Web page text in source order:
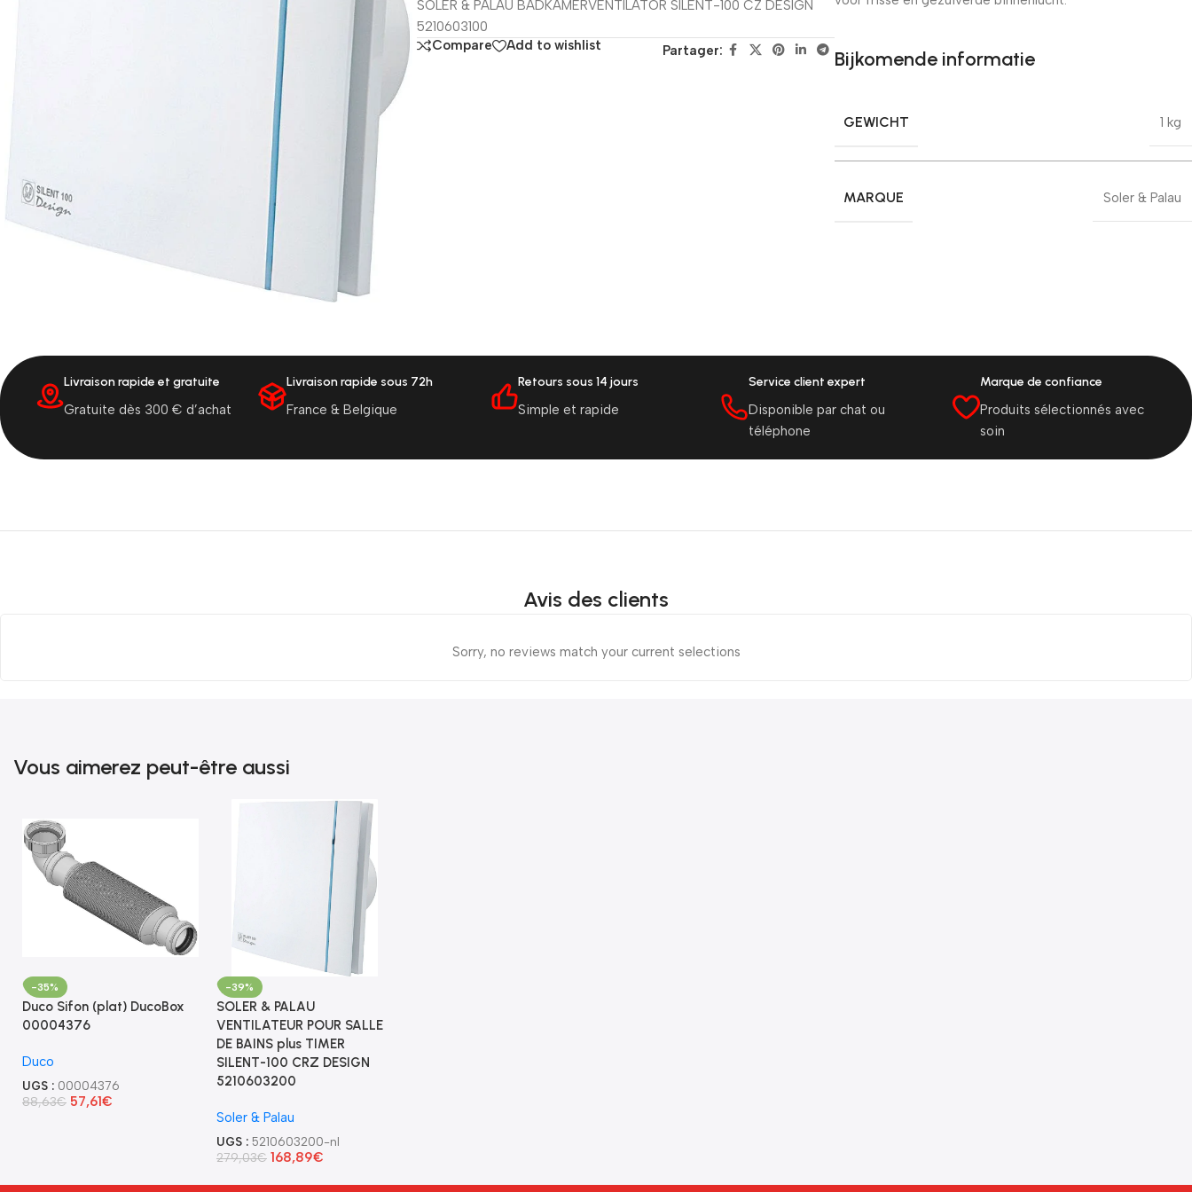
SOLER & PALAU BADKAMERVENTILATOR SILENT-100 CZ DESIGN
5210603100
Compare
Add to wishlist Partager: Bijkomende informatie
GEWICHT 1 kg
MARQUE Soler & Palau
Livraison rapide et gratuite
Gratuite dès 300 € d’achat
Livraison rapide sous 72h
France & Belgique
Retours sous 14 jours
Simple et rapide
Service client expert
Disponible par chat ou
téléphone
Marque de confiance
Produits sélectionnés avec
soin
Avis des clients
Sorry, no reviews match your current selections
Vous aimerez peut-être aussi
-35%
Duco Sifon (plat) DucoBox
00004376
Duco
UGS : 00004376
88,63€ 57,61€
-39%
SOLER & PALAU
VENTILATEUR POUR SALLE
DE BAINS plus TIMER
SILENT-100 CRZ DESIGN
5210603200
Soler & Palau
UGS : 5210603200-nl
279,03€ 168,89€